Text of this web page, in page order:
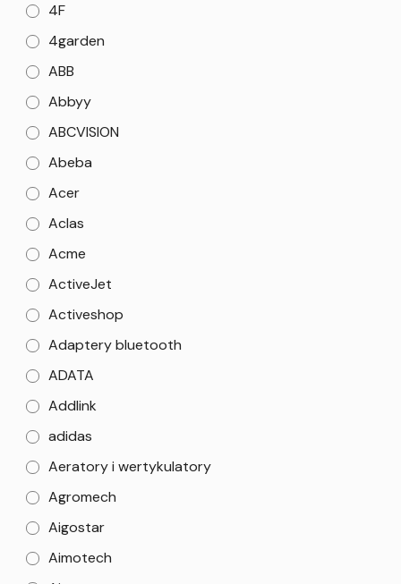
4F
4garden
ABB
Abbyy
ABCVISION
Abeba
Acer
Aclas
Acme
ActiveJet
Activeshop
Adaptery bluetooth
ADATA
Addlink
adidas
Aeratory i wertykulatory
Agromech
Aigostar
Aimotech